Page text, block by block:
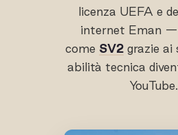
licenza UEFA e
internet Eman
come SV2 grazie ai
abilità tecnica
YouTube.